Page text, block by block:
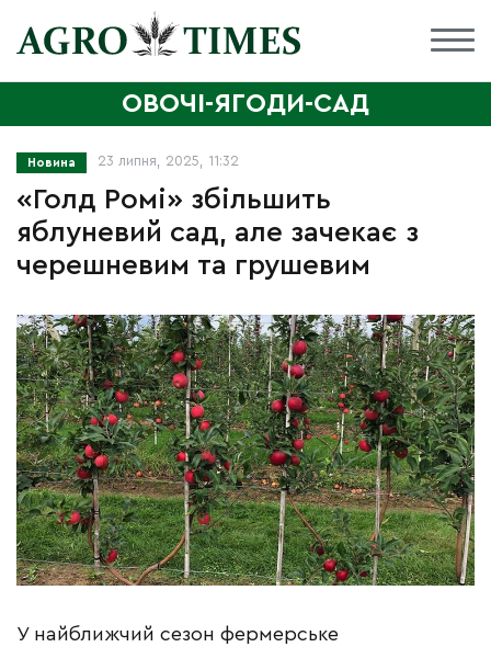
ОВОЧІ-ЯГОДИ-САД
Новина 23 липня, 2025, 11:32
«Голд Ромі» збільшить
яблуневий сад, але зачекає з
черешневим та грушевим
У найближчий сезон фермерське